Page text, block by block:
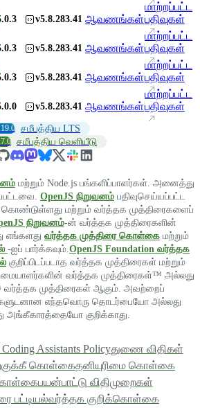
v5.8.283.41 ஆவணங்கள்
மாற்றப்பட்ட
பதிவுகள்
v5.8.283.41 ஆவணங்கள்
மாற்றப்பட்ட
பதிவுகள்
v5.8.283.41 ஆவணங்கள்
மாற்றப்பட்ட
பதிவுகள்
v5.8.283.41 ஆவணங்கள்
மாற்றப்பட்ட
பதிவுகள்
சமீபத்திய LTS
சமீபத்திய வெளியீடு
மற்றும் Node.js பங்களிப்பாளர்கள். அனைத்து
OpenJS நிறுவனம் பதிவுசெய்யப்பட்ட
மற்றும் வர்த்தக முத்திரைகளைப்
நிறுவனம்-ன் வர்த்தக முத்திரைகளின்
எங்களது வர்த்தக முத்திரை கொள்கை மற்றும்
-ஐப் பார்க்கவும். OpenJS Foundation வர்த்தக
குறிப்பிடப்படாத வர்த்தக முத்திரைகள் மற்றும்
வர்த்தக முத்திரைகள்™ அல்லது
வர்த்தக முத்திரைகள் ஆகும். அவற்றைப்
எந்தவொரு தொடர்பையோ அல்லது
அங்கீகாரத்தையோ குறிக்காது.
Assistants Policyதுணை விதிகள்
குக்கீ கொள்கைதனியுரிமை கொள்கை
கொள்கைபயன்பாட்டு விதிமுறைகள்
பட்டியல்வர்த்தக குறிக்கொள்கை